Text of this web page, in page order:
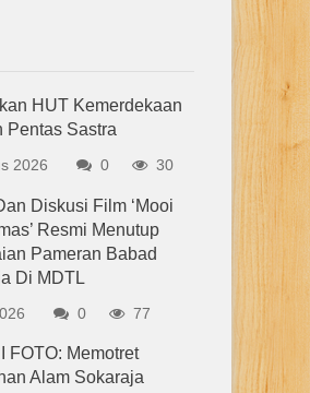
HUT Kemerdekaan
Pentas Sastra
2026 0 30
Diskusi Film ‘Mooi
Resmi Menutup
Pameran Babad
Di MDTL
0 77
FOTO: Memotret
Alam Sokaraja